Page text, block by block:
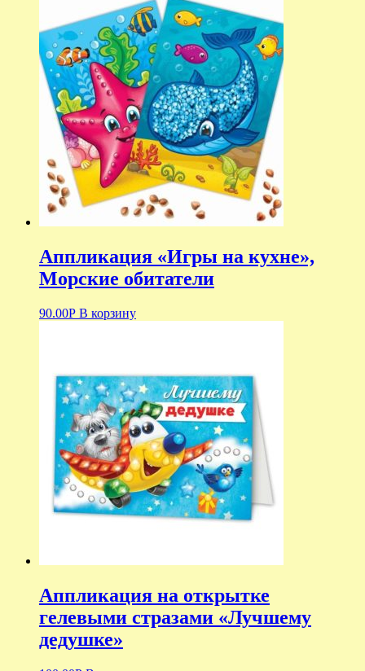
Аппликация «Игры на кухне»,
Морские обитатели
90.00Р В корзину
Аппликация на открытке
гелевыми стразами «Лучшему
дедушке»